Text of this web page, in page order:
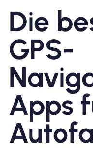
Über eSIM
Warum Nomad
Die
GPS-
Apps